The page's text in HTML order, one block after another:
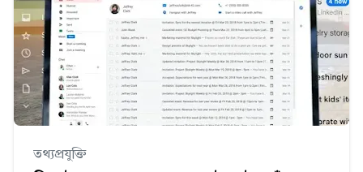
তথ্যপ্রযুক্তি